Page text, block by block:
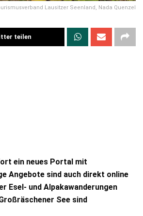
Lausitzer Seenland, Nada Quenzel
teilen
ein neues Portal mit
Angebote sind auch direkt online
Esel- und Alpakawanderungen
See sind